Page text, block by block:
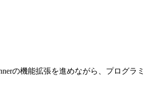
の機能拡張を進めながら、プログラ